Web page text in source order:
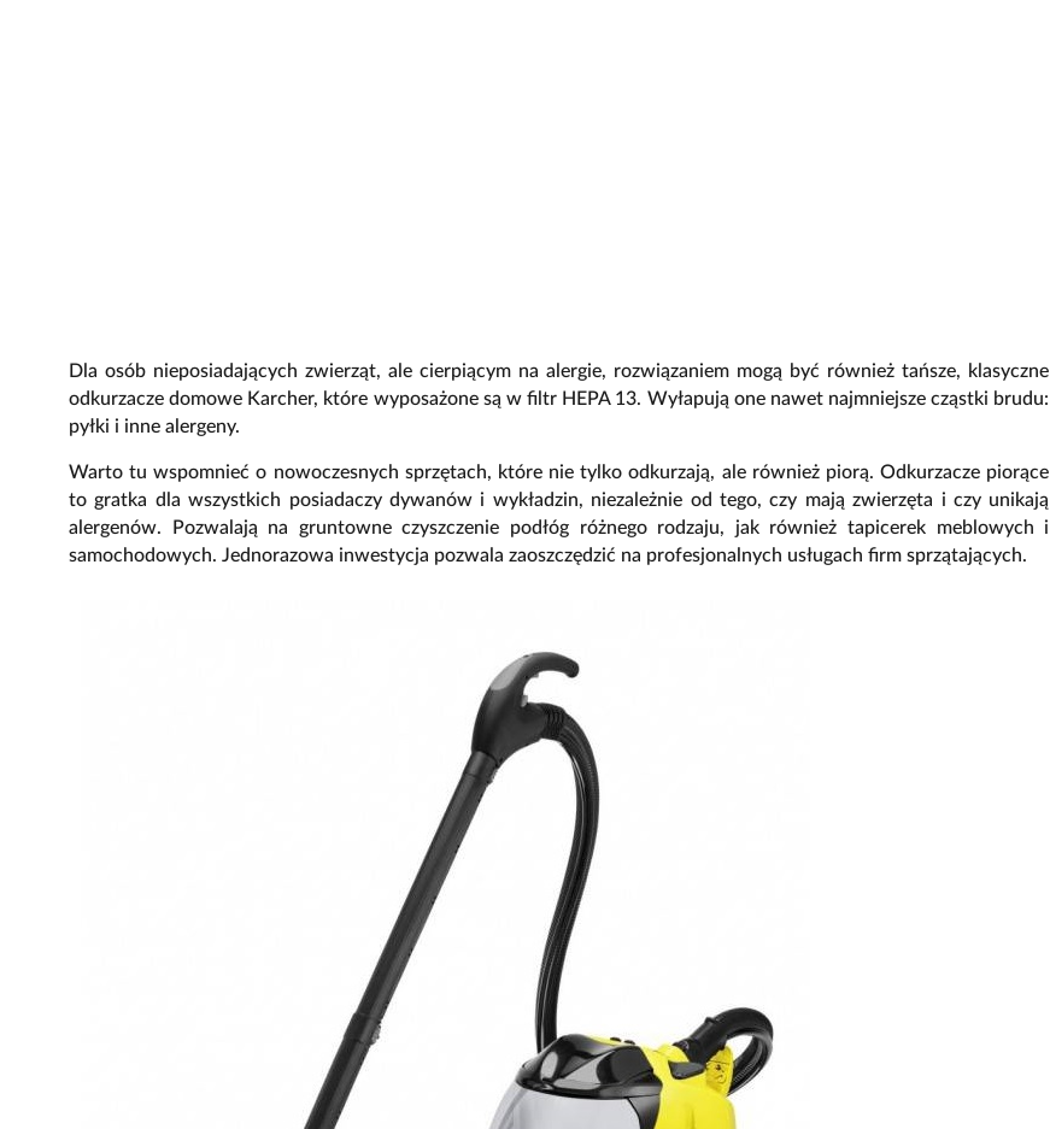
Dla osób nieposiadających zwierząt, ale cierpiącym na alergie, rozwiązaniem mogą być również tańsze, klasyczne
odkurzacze domowe Karcher, które wyposażone są w filtr HEPA 13. Wyłapują one nawet najmniejsze cząstki brudu:
pyłki i inne alergeny.
Warto tu wspomnieć o nowoczesnych sprzętach, które nie tylko odkurzają, ale również piorą. Odkurzacze piorące
to gratka dla wszystkich posiadaczy dywanów i wykładzin, niezależnie od tego, czy mają zwierzęta i czy unikają
alergenów. Pozwalają na gruntowne czyszczenie podłóg różnego rodzaju, jak również tapicerek meblowych i
samochodowych. Jednorazowa inwestycja pozwala zaoszczędzić na profesjonalnych usługach firm sprzątających.